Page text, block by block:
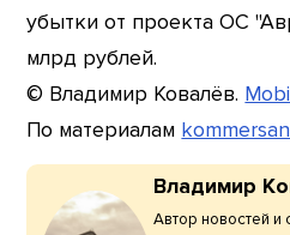
убытки от проекта ОС
млрд рублей.
© Владимир Ковалёв.
По материалам
Владимир
Автор новостей и